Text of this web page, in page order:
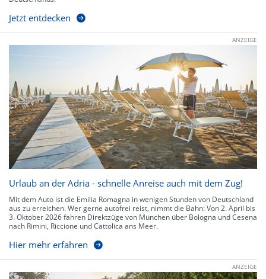
Jetzt entdecken
ANZEIGE
Urlaub an der Adria - schnelle Anreise auch mit dem Zug!
Mit dem Auto ist die Emilia Romagna in wenigen Stunden von Deutschland
aus zu erreichen. Wer gerne autofrei reist, nimmt die Bahn: Von 2. April bis
3. Oktober 2026 fahren Direktzüge von München über Bologna und Cesena
nach Rimini, Riccione und Cattolica ans Meer.
Hier mehr erfahren
ANZEIGE